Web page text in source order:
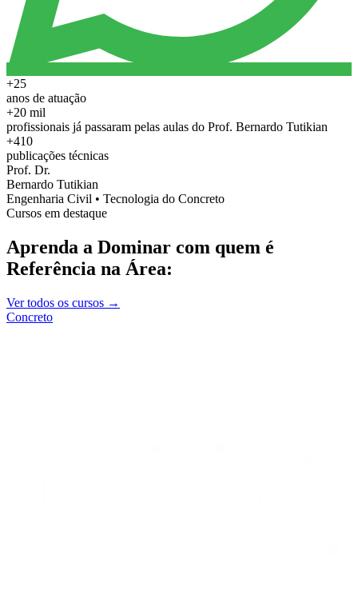
+25
anos de atuação
+20 mil
profissionais já passaram pelas aulas do Prof. Bernardo Tutikian
+410
publicações técnicas
Prof. Dr.
Bernardo Tutikian
Engenharia Civil • Tecnologia do Concreto
Cursos em destaque
Aprenda a Dominar com quem é
Referência na Área:
Ver todos os cursos →
Concreto